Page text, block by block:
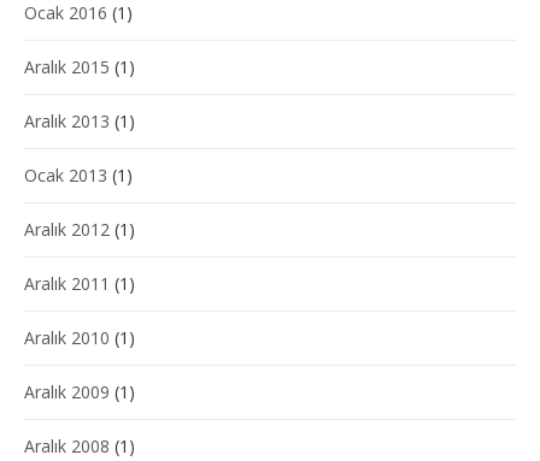
Ocak 2016 (1)
Aralık 2015 (1)
Aralık 2013 (1)
Ocak 2013 (1)
Aralık 2012 (1)
Aralık 2011 (1)
Aralık 2010 (1)
Aralık 2009 (1)
Aralık 2008 (1)